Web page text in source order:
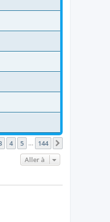
1444 5 144
Aller à